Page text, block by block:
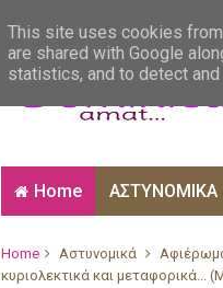
Home ΑΣΤΥΝΟΜΙΚΑ
Home Αστυνομικά
κυριολεκτικά και
This site uses cookies
are shared with Google
statistics, and to detect